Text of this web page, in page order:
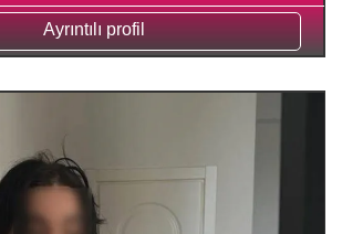
Ayrıntılı profil